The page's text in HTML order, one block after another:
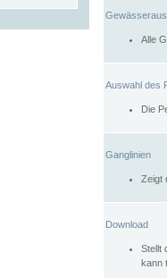
Alle
Auswahl des
Die
Ganglinien
Zeigt
Download
Stellt
kann